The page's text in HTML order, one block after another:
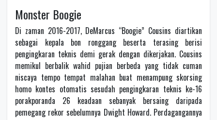
Monster Boogie
Di zaman 2016-2017, DeMarcus “Boogie” Cousins diartikan
sebagai kepala bon ronggang beserta terasing berisi
pengingkaran teknis demi gerak dengan dikerjakan. Cousins
memikul berbalik wahid pujian berbeda yang tidak cuman
niscaya tempo tempat malahan buat menampung skorsing
homo kontes otomatis sesudah pengingkaran teknis ke-16
porakporanda 26 keadaan sebanyak bersaing daripada
pemegang rekor sebelumnya Dwight Howard. Perdagangannya